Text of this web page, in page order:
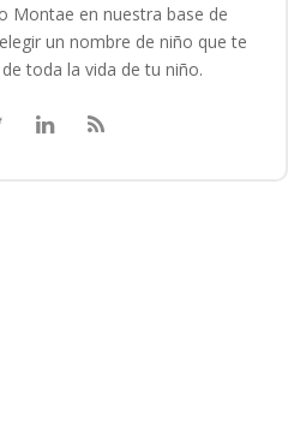
Montae en nuestra base de
un nombre de niño que te
toda la vida de tu niño.